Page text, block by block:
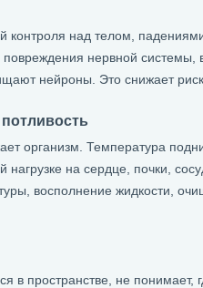
контроля над телом,
нервной
нейроны. Это снижает
организм. Температура
нагрузке на сердце, почки,
восполнение жидкости,
в пространстве, не